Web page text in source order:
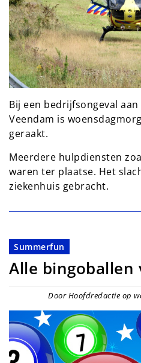
Bij een bedrijfsongeval
Veendam is
geraakt.
Meerdere hulpdiensten
waren ter plaatse. Het
ziekenhuis gebracht.
Summerfun
Alle bingoballen
Door Hoofdredactie op